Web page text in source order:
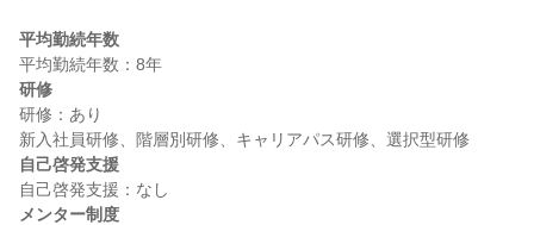
平均勤続年数
研修
研修：あり
自己啓発支援
メンター制度